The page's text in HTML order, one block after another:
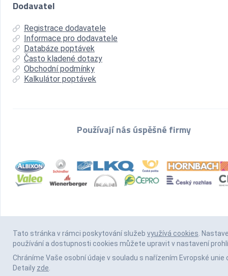
Dodavatel
Registrace dodavatele
Informace pro dodavatele
Databáze poptávek
Často kladené dotazy
Obchodní podmínky
Kalkulátor poptávek
Používají nás úspěšné firmy
Tato stránka v rámci poskytování služeb využívá cookies.
používání a dostupnosti cookies můžete upravit v nastavení
Chráníme Vaše osobní údaje v souladu s nařízením Evropské unie
Detaily zde.